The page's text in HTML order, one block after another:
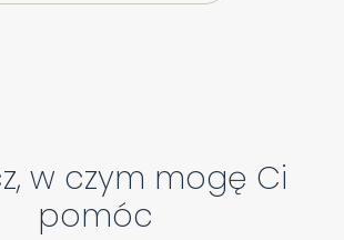
w czym mogę Ci
pomóc